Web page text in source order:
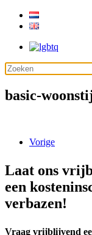
basic-
Vorige
Laat ons
een
verbazen!
Vraag vrijblijvend